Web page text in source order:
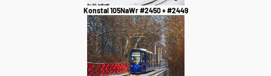
Konstal 105NaWr #2450 + #2449